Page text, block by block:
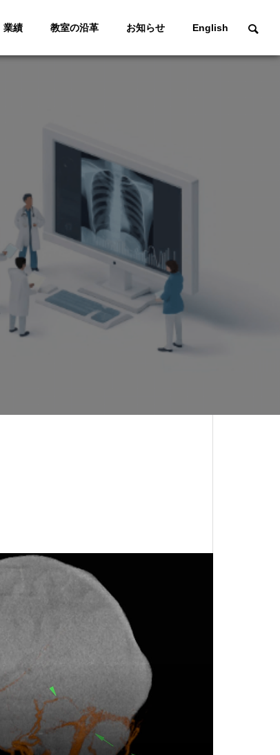
業績 教室の沿革 お知らせ English